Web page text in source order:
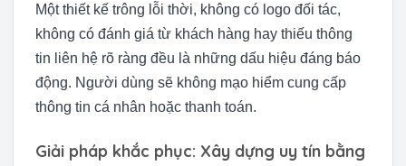
Một thiết kế trông lỗi thời, không có logo đối tác,
không có đánh giá từ khách hàng hay thiếu thông
tin liên hệ rõ ràng đều là những dấu hiệu đáng báo
động. Người dùng sẽ không mạo hiểm cung cấp
thông tin cá nhân hoặc thanh toán.
Giải pháp khắc phục: Xây dựng uy tín bằng